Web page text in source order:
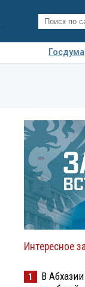
Госдума
Интересное
1
В